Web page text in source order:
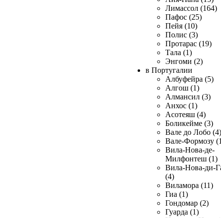
Лимассол (164)
Пафос (25)
Пейя (10)
Полис (3)
Протарас (19)
Тала (1)
Энгоми (2)
в Португалии
Албуфейра (5)
Алгош (1)
Алмансил (3)
Анхос (1)
Асотеяш (4)
Боликейме (3)
Вале до Лобо (4)
Вале-Формозу
Вила-Нова-де-
Милфонтеш (1)
Вила-Нова-ди-
(4)
Виламора (11)
Гиа (1)
Гондомар (2)
Гуарда (1)